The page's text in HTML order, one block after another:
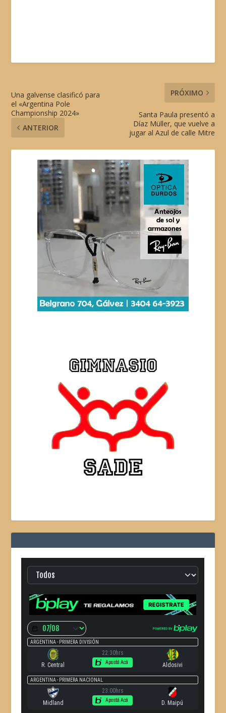
Una galvense clasificó para
el «Argentina Pole
Championship 2024»
ANTERIOR
PRÓXIMO
Santa Paula presentó a
Díaz Müller, que vuelve a
jugar al Azul de calle Mitre